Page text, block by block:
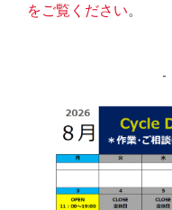
をご覧ください。